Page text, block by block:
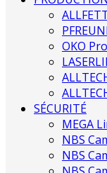
OKO
SÉCURITÉ
MEGA
NBS
NBS